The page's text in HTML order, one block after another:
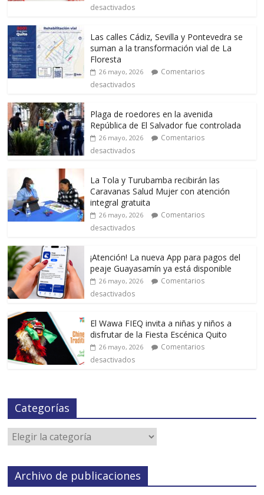
desactivados
Las calles Cádiz, Sevilla y Pontevedra se
suman a la transformación vial de La
Floresta
26 mayo, 2026
Comentarios
desactivados
Plaga de roedores en la avenida
República de El Salvador fue controlada
26 mayo, 2026
Comentarios
desactivados
La Tola y Turubamba recibirán las
Caravanas Salud Mujer con atención
integral gratuita
26 mayo, 2026
Comentarios
desactivados
¡Atención! La nueva App para pagos del
peaje Guayasamín ya está disponible
26 mayo, 2026
Comentarios
desactivados
El Wawa FIEQ invita a niñas y niños a
disfrutar de la Fiesta Escénica Quito
26 mayo, 2026
Comentarios
desactivados
Categorías
Archivo de publicaciones